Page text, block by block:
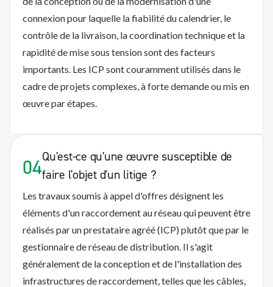
connexion pour laquelle la fiabilité du calendrier, le
contrôle de la livraison, la coordination technique et la
rapidité de mise sous tension sont des facteurs
importants. Les ICP sont couramment utilisés dans le
cadre de projets complexes, à forte demande ou mis en
œuvre par étapes.
04Qu'est-ce qu'une œuvre susceptible de
faire l'objet d'un litige ?
Les travaux soumis à appel d'offres désignent les
éléments d'un raccordement au réseau qui peuvent être
réalisés par un prestataire agréé (ICP) plutôt que par le
gestionnaire de réseau de distribution. Il s'agit
généralement de la conception et de l'installation des
infrastructures de raccordement, telles que les câbles,